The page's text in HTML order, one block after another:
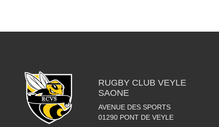
RUGBY CLUB VEYLE
SAONE
AVENUE DES SPORTS
01290 PONT DE VEYLE